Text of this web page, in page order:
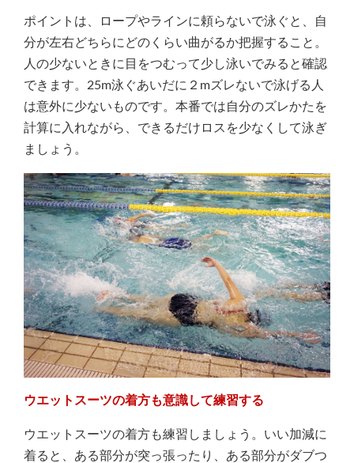
ポイントは、ロープやラインに頼らないで泳ぐと、自
分が左右どちらにどのくらい曲がるか把握すること。
人の少ないときに目をつむって少し泳いでみると確認
できます。25m泳ぐあいだに２mズレないで泳げる人
は意外に少ないものです。本番では自分のズレかたを
計算に入れながら、できるだけロスを少なくして泳ぎ
ましょう。
ウエットスーツの着方も意識して練習する
ウエットスーツの着方も練習しましょう。いい加減に
着ると、ある部分が突っ張ったり、ある部分がダブつ